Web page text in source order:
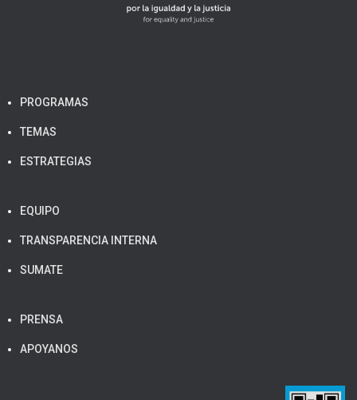
PROGRAMAS
TEMAS
ESTRATEGIAS
EQUIPO
TRANSPARENCIA INTERNA
SUMATE
PRENSA
APOYANOS